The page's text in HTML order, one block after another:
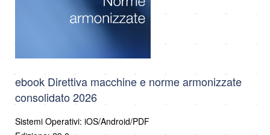
ebook Direttiva macchine e norme armonizzate
consolidato 2026
Sistemi Operativi: iOS/Android/PDF